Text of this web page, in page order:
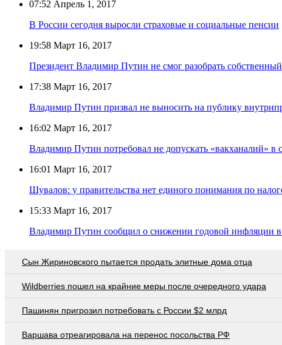
07:52 Апрель 1, 2017
В России сегодня выросли страховые и социальные пенсии
19:58 Март 16, 2017
Президент Владимир Путин не смог разобрать
17:38 Март 16, 2017
Владимир Путин призвал не выносить на публику
16:02 Март 16, 2017
Владимир Путин потребовал не допускать «вакханалий» в
16:01 Март 16, 2017
Шувалов: у правительства нет единого понимания по
15:33 Март 16, 2017
Владимир Путин сообщил о снижении годовой инфляции в
Сын Жириновского пытается продать элитные дома отца
Wildberries пошел на крайние меры после очередного удара
Пашинян пригрозил потребовать c России $2 млрд
Варшава отреагировала на перенос посольства РФ